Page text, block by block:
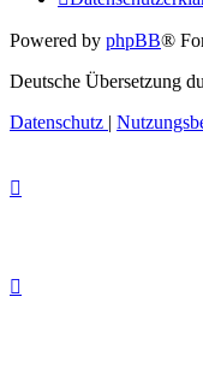
Powered by phpBB®
Deutsche Übersetzung
Datenschutz |